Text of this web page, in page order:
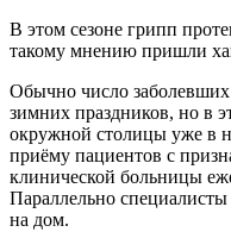
В этом сезоне грипп
такому мнению пришли
Обычно число заболевших
зимних праздников, но в
окружной столицы уже в
приёму пациентов с
клинической больницы
Параллельно
на дом.